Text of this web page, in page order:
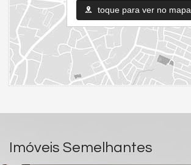
toque para ver no mapa
Imóveis Semelhantes